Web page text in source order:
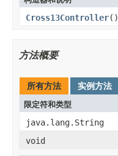
Cross13Controller()
方法概要
所有方法 实例方法
限定符和类型
java.lang.String
void